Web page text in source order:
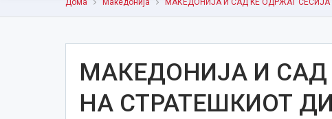
Дома Македонија МАКЕДОНИЈА И САД ЌЕ ОДРЖАТ СЕСИЈА
МАКЕДОНИЈА И САД
НА СТРАТЕШКИОТ